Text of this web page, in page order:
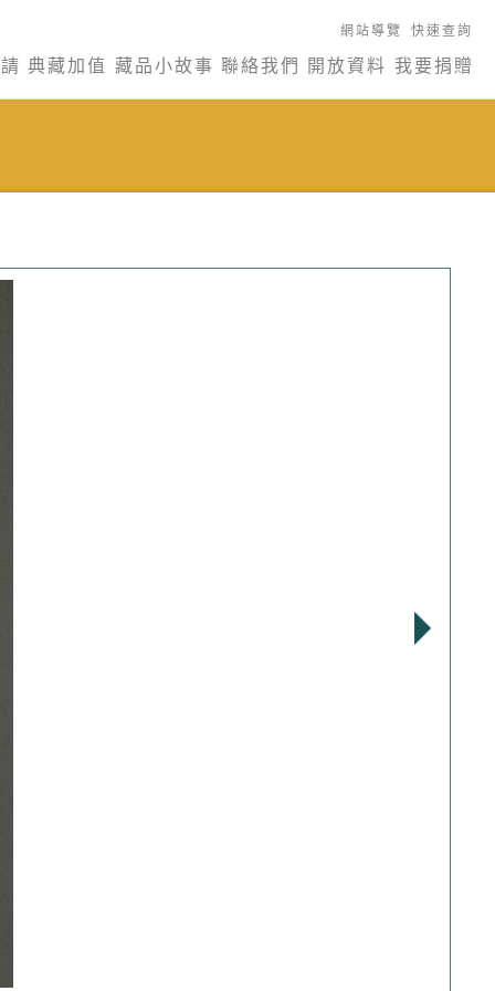
網站導覽 快速查詢
典藏加值 藏品小故事 聯絡我們 開放資料 我要捐贈